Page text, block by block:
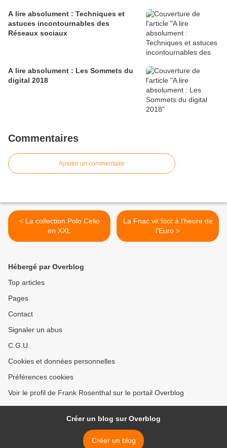
A lire absolument : Techniques et
astuces incontournables des
Réseaux sociaux
A lire absolument : Les Sommets du
digital 2018
Commentaires
Ajouter un commentaire
< La collection Polo Celio
en XXL
La Fnac vit foot à l'heure de
l'Euro >
Hébergé par Overblog
Top articles
Pages
Contact
Signaler un abus
C.G.U.
Cookies et données personnelles
Préférences cookies
Voir le profil de Frank Rosenthal sur le portail Overblog
Créer un blog sur Overblog
Créer un blog